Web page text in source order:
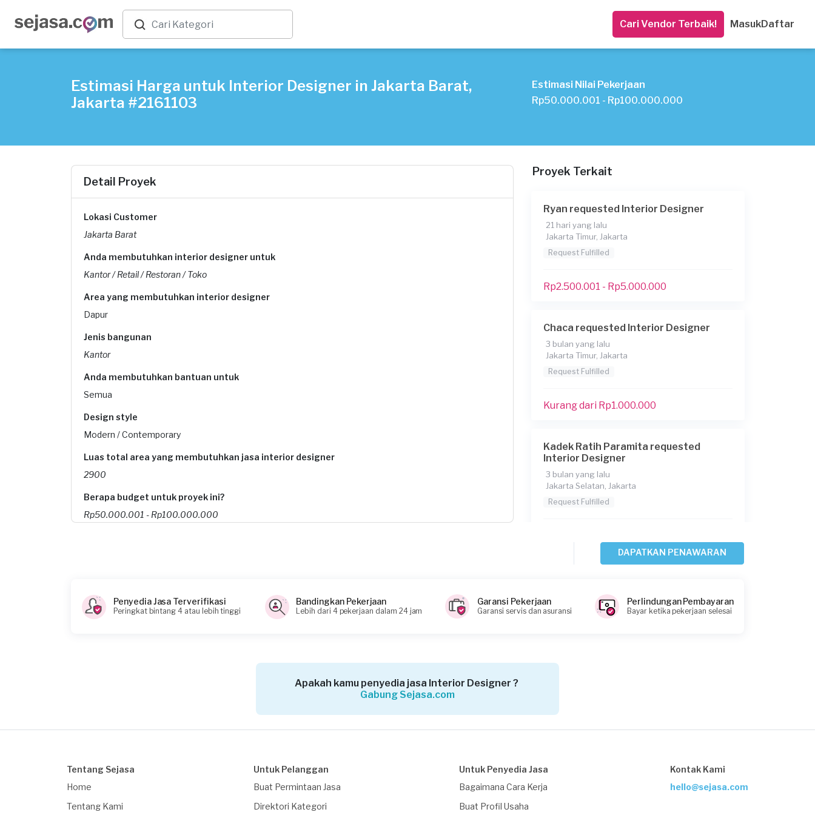
Cari Vendor Terbaik! MasukDaftar
Estimasi Harga untuk Interior Designer in Jakarta Barat,
Jakarta #2161103
Estimasi Nilai Pekerjaan
Rp50.000.001 - Rp100.000.000
Detail Proyek
Lokasi Customer
Jakarta Barat
Anda membutuhkan interior designer untuk
Kantor / Retail / Restoran / Toko
Area yang membutuhkan interior designer
Dapur
Jenis bangunan
Kantor
Anda membutuhkan bantuan untuk
Semua
Design style
Modern / Contemporary
Luas total area yang membutuhkan jasa interior designer
2900
Berapa budget untuk proyek ini?
Rp50.000.001 - Rp100.000.000
Tidak
Informasi tambahan
Proyek Terkait
Ryan requested Interior Designer
21 hari yang lalu
Jakarta Timur, Jakarta
Request Fulfilled
Rp2.500.001 - Rp5.000.000
Chaca requested Interior Designer
3 bulan yang lalu
Jakarta Timur, Jakarta
Request Fulfilled
Kurang dari Rp1.000.000
Kadek Ratih Paramita requested
Interior Designer
3 bulan yang lalu
Jakarta Selatan, Jakarta
Request Fulfilled
3 bulan yang lalu
Jakarta Pusat, Jakarta
Request Fulfilled
Rp25.000.001 - Rp50.000.000
DAPATKAN PENAWARAN
Penyedia Jasa Terverifikasi
Peringkat bintang 4 atau lebih tinggi
Bandingkan Pekerjaan
Lebih dari 4 pekerjaan dalam 24 jam
Garansi Pekerjaan
Garansi servis dan asuransi
Perlindungan Pembayaran
Bayar ketika pekerjaan selesai
Apakah kamu penyedia jasa Interior Designer ?
Gabung Sejasa.com
Tentang Sejasa
Home
Tentang Kami
Untuk Pelanggan
Buat Permintaan Jasa
Direktori Kategori
Untuk Penyedia Jasa
Bagaimana Cara Kerja
Buat Profil Usaha
Kontak Kami
hello@sejasa.com